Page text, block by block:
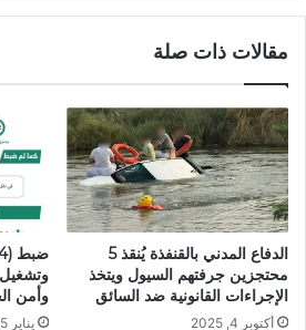
مقالات ذات صلة
الدفاع المدني بالقنفذة يُنقذ 5
محتجزين جرفتهم السيول ويتخذ
الإجراءات القانونية ضد السائق
أكتوبر 4, 2025
وأمن
يناير 25, 2025